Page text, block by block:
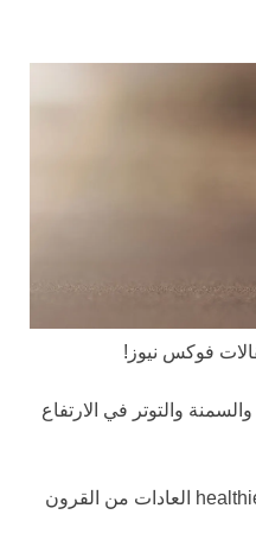
فوكس نيوز!
والتوتر في الارتفاع
يُحذر الخبراء من أن بعض من healthiest العادات من القرون